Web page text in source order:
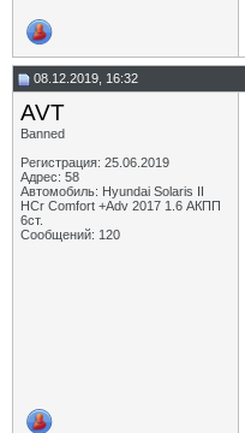
08.12.2019, 16:32
AVT
Banned
Регистрация: 25.06.2019
Адрес: 58
Автомобиль: Hyundai Solaris II
HCr Comfort +Adv 2017 1.6 АКПП
6ст.
Сообщений: 120